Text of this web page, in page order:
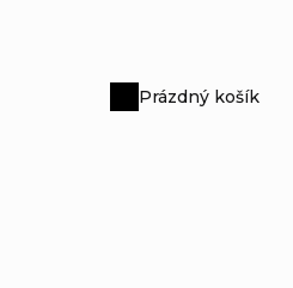
Nákupní
Prázdný košík